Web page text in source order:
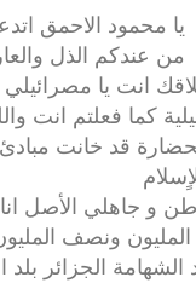
يا محمود الاحمق
من عندكم الذل
انت يا مصرائيلي
كما فعلتم انت
قد خانت مبادئ
و جاهلي الأصل
ونصف
الشهامة الجزائر بلد